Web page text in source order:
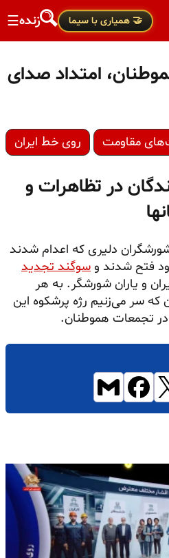
🤝 همیاری با سیما زنده☰
امتداد صدای
مقاومت روی خط ایران
در تظاهرات و
دلیری که اعدام شدند
فتح شدند و سوگند تجدید
و یاران شورشگر. به هر
سر می‌زنیم رژه پرشکوه این
در تجمعات هموطنان.